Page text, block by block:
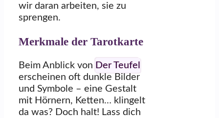
wir daran arbeiten, sie zu
sprengen.
Merkmale der Tarotkarte
Beim Anblick von Der Teufel
erscheinen oft dunkle Bilder
und Symbole – eine Gestalt
mit Hörnern, Ketten… klingelt
da was? Doch halt! Lass dich